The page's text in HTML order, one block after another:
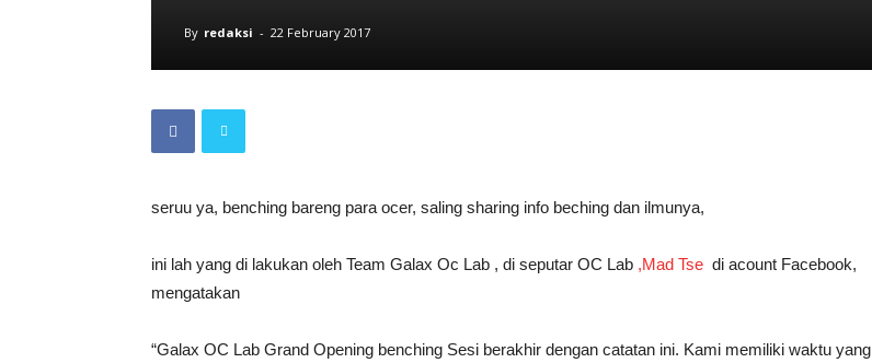
By redaksi - 22 February 2017
seruu ya, benching bareng para ocer, saling sharing info beching dan ilmunya,
ini lah yang di lakukan oleh Team Galax Oc Lab , di seputar OC Lab ,Mad Tse di acount Facebook,
mengatakan
“Galax OC Lab Grand Opening benching Sesi berakhir dengan catatan ini. Kami memiliki waktu yang